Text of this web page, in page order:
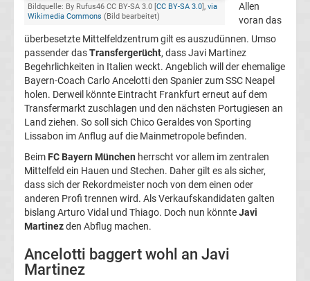
League
Europa
Conference
League
Premier
League
La
Liga
Bildquelle: By Rufus46 CC BY-SA 3.0 [CC BY-SA 3.0], via
Wikimedia Commons (Bild bearbeitet)
Allen
voran das
überbesetzte Mittelfeldzentrum gilt es auszudünnen. Umso
passender dasTransfergerücht, dass Javi Martinez
Begehrlichkeiten in Italien weckt. Angeblich will der ehemalige
Bayern-Coach Carlo Ancelotti den Spanier zum SSC Neapel
holen. Derweil könnte Eintracht Frankfurt erneut auf dem
Transfermarkt zuschlagen und den nächsten Portugiesen an
Land ziehen. So soll sich Chico Geraldes von Sporting
Lissabon im Anflug auf die Mainmetropole befinden.
Beim FC Bayern München herrscht vor allem im zentralen
Mittelfeld ein Hauen und Stechen. Daher gilt es als sicher,
dass sich der Rekordmeister noch von dem einen oder
anderen Profi trennen wird. Als Verkaufskandidaten galten
bislang Arturo Vidal und Thiago. Doch nun könnteJavi
Martinezden Abflug machen.
Ancelotti baggert wohl an Javi
Martinez